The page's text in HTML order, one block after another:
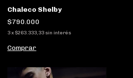
Chaleco Shelby
$790.000
3x $263.333,33 sin interés
Comprar